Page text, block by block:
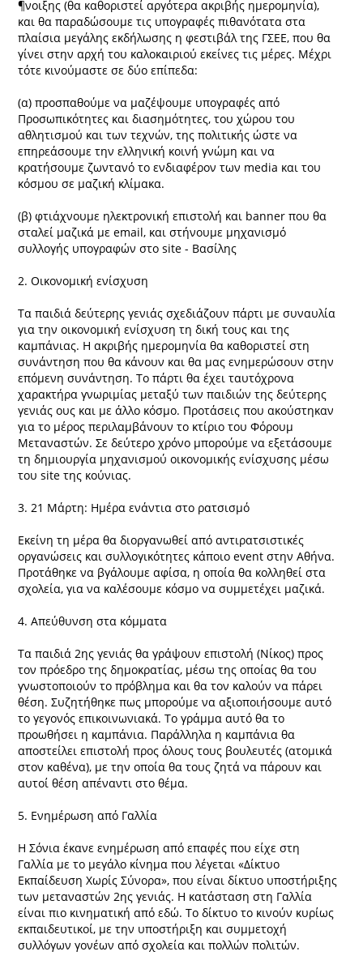
¶νοιξης (θα καθοριστεί αργότερα ακριβής ημερομηνία),
και θα παραδώσουμε τις υπογραφές πιθανότατα στα
πλαίσια μεγάλης εκδήλωσης η φεστιβάλ της ΓΣΕΕ, που θα
γίνει στην αρχή του καλοκαιριού εκείνες τις μέρες. Μέχρι
τότε κινούμαστε σε δύο επίπεδα:
(α) προσπαθούμε να μαζέψουμε υπογραφές από
Προσωπικότητες και διασημότητες, του χώρου του
αθλητισμού και των τεχνών, της πολιτικής ώστε να
επηρεάσουμε την ελληνική κοινή γνώμη και να
κρατήσουμε ζωντανό το ενδιαφέρον των media και του
κόσμου σε μαζική κλίμακα.
(β) φτιάχνουμε ηλεκτρονική επιστολή και banner που θα
σταλεί μαζικά με email, και στήνουμε μηχανισμό
συλλογής υπογραφών στο site - Βασίλης
2. Οικονομική ενίσχυση
Τα παιδιά δεύτερης γενιάς σχεδιάζουν πάρτι με συναυλία
για την οικονομική ενίσχυση τη δική τους και της
καμπάνιας. Η ακριβής ημερομηνία θα καθοριστεί στη
συνάντηση που θα κάνουν και θα μας ενημερώσουν στην
επόμενη συνάντηση. Το πάρτι θα έχει ταυτόχρονα
χαρακτήρα γνωριμίας μεταξύ των παιδιών της δεύτερης
γενιάς ους και με άλλο κόσμο. Προτάσεις που ακούστηκαν
για το μέρος περιλαμβάνουν το κτίριο του Φόρουμ
Μεταναστών. Σε δεύτερο χρόνο μπορούμε να εξετάσουμε
τη δημιουργία μηχανισμού οικονομικής ενίσχυσης μέσω
του site της κούνιας.
3. 21 Μάρτη: Ημέρα ενάντια στο ρατσισμό
Εκείνη τη μέρα θα διοργανωθεί από αντιρατσιστικές
οργανώσεις και συλλογικότητες κάποιο event στην Αθήνα.
Προτάθηκε να βγάλουμε αφίσα, η οποία θα κολληθεί στα
σχολεία, για να καλέσουμε κόσμο να συμμετέχει μαζικά.
4. Απεύθυνση στα κόμματα
Τα παιδιά 2ης γενιάς θα γράψουν επιστολή (Νίκος) προς
τον πρόεδρο της δημοκρατίας, μέσω της οποίας θα του
γνωστοποιούν το πρόβλημα και θα τον καλούν να πάρει
θέση. Συζητήθηκε πως μπορούμε να αξιοποιήσουμε αυτό
το γεγονός επικοινωνιακά. Το γράμμα αυτό θα το
προωθήσει η καμπάνια. Παράλληλα η καμπάνια θα
αποστείλει επιστολή προς όλους τους βουλευτές (ατομικά
στον καθένα), με την οποία θα τους ζητά να πάρουν και
αυτοί θέση απέναντι στο θέμα.
5. Ενημέρωση από Γαλλία
Η Σόνια έκανε ενημέρωση από επαφές που είχε στη
Γαλλία με το μεγάλο κίνημα που λέγεται «Δίκτυο
Εκπαίδευση Χωρίς Σύνορα», που είναι δίκτυο υποστήριξης
των μεταναστών 2ης γενιάς. Η κατάσταση στη Γαλλία
είναι πιο κινηματική από εδώ. Το δίκτυο το κινούν κυρίως
εκπαιδευτικοί, με την υποστήριξη και συμμετοχή
συλλόγων γονέων από σχολεία και πολλών πολιτών.